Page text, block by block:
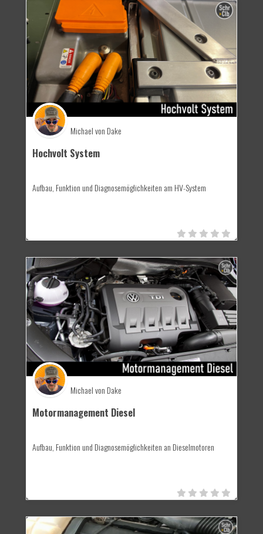
Michael von Dake
Hochvolt System
Aufbau, Funktion und Diagnosemöglichkeiten am HV-System
Michael von Dake
Motormanagement Diesel
Aufbau, Funktion und Diagnosemöglichkeiten an Dieselmotoren